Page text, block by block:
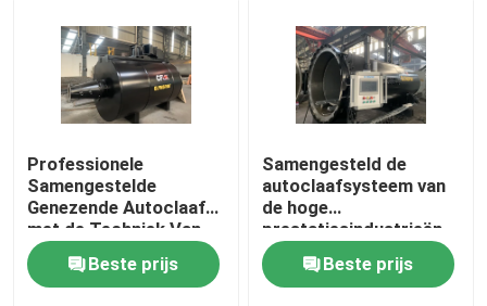
Professionele
Samengestelde
Genezende Autoclaaf
met de Techniek Van
wereldklasse en Uniek
Systeemontwerp
Beste prijs
Samengesteld de
autoclaafsysteem van
de hoge
prestatiesindustrieën
voor
ruimtevaart/militaire
materialen
Beste prijs